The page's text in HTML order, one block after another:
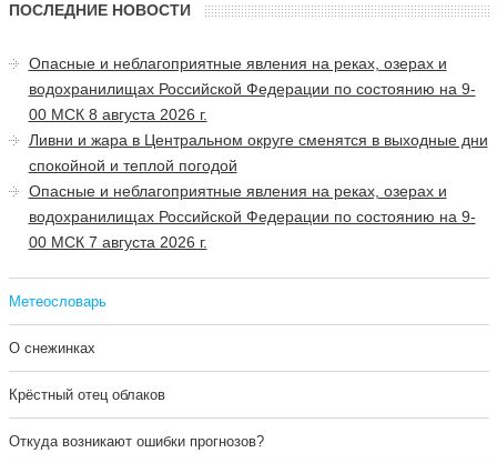
ПОСЛЕДНИЕ НОВОСТИ
Опасные и неблагоприятные явления на реках, озерах и
водохранилищах Российской Федерации по состоянию на 9-
00 МСК 8 августа 2026 г.
Ливни и жара в Центральном округе сменятся в выходные дни
спокойной и теплой погодой
Опасные и неблагоприятные явления на реках, озерах и
водохранилищах Российской Федерации по состоянию на 9-
00 МСК 7 августа 2026 г.
Метеословарь
О снежинках
Крёстный отец облаков
Откуда возникают ошибки прогнозов?